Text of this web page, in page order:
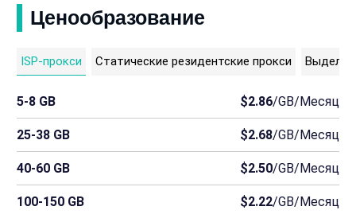
Ценообразование
ISP-прокси Статические резидентские прокси
5-8 GB $2.86/GB/Месяц
25-38 GB $2.68/GB/Месяц
40-60 GB $2.50/GB/Месяц
100-150 GB $2.22/GB/Месяц